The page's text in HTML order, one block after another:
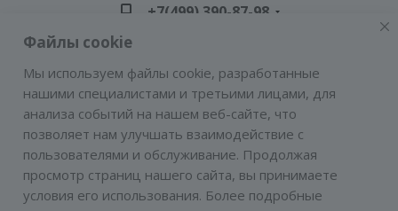
+7(499) 390-87-98
Адрес: г. Москва, ул. Подольских Курсантов,
д.3, стр.2 (метро Пражская)
E-mail:zakaz@greencond.ru
Файлы cookie
Мы используем файлы cookie, разработанные
нашими специалистами и третьими лицами, для
анализа событий на нашем веб-сайте, что
позволяет нам улучшать взаимодействие с
пользователями и обслуживание. Продолжая
просмотр страниц нашего сайта, вы принимаете
условия его использования. Более подробные